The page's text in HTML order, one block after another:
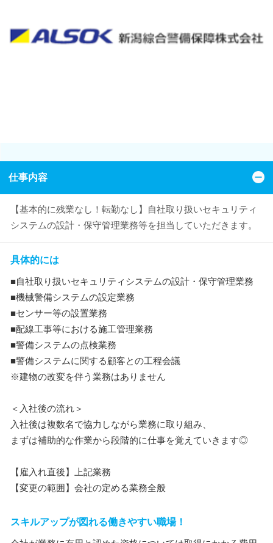
仕事内容
【基本的に残業なし！転勤なし】自社取り扱いセキュリティ
システムの設計・保守管理業務等を担当していただきます。
具体的には
■自社取り扱いセキュリティシステムの設計・保守管理業務
■機械警備システムの設定業務
■センサー等の設置業務
■配線工事等における施工管理業務
■警備システムの点検業務
■警備システムに関する顧客との工程会議
※建物の改変を伴う業務はありません
＜入社後の流れ＞
入社後は複数名で協力しながら業務に取り組み、
まずは補助的な作業から段階的に仕事を覚えていきます◎
【雇入れ直後】上記業務
【変更の範囲】会社の定める業務全般
スキルアップが図れる働きやすい職場！